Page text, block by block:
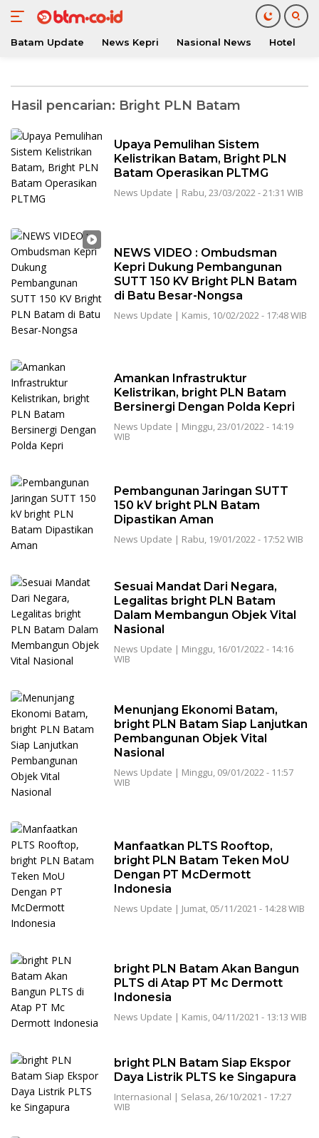
Batam Update News Kepri Nasional News Hotel
Hasil pencarian: Bright PLN Batam
Upaya Pemulihan Sistem
Kelistrikan Batam, Bright PLN
Batam Operasikan PLTMG
News Update | Rabu, 23/03/2022 - 21:31 WIB
NEWS VIDEO : Ombudsman
Kepri Dukung Pembangunan
SUTT 150 KV Bright PLN Batam
di Batu Besar-Nongsa
News Update | Kamis, 10/02/2022 - 17:48 WIB
Amankan Infrastruktur
Kelistrikan, bright PLN Batam
Bersinergi Dengan Polda Kepri
News Update | Minggu, 23/01/2022 - 14:19
WIB
Pembangunan Jaringan SUTT
150 kV bright PLN Batam
Dipastikan Aman
News Update | Rabu, 19/01/2022 - 17:52 WIB
Sesuai Mandat Dari Negara,
Legalitas bright PLN Batam
Dalam Membangun Objek Vital
Nasional
News Update | Minggu, 16/01/2022 - 14:16
WIB
Menunjang Ekonomi Batam,
bright PLN Batam Siap Lanjutkan
Pembangunan Objek Vital
Nasional
News Update | Minggu, 09/01/2022 - 11:57
WIB
Manfaatkan PLTS Rooftop,
bright PLN Batam Teken MoU
Dengan PT McDermott
Indonesia
News Update | Jumat, 05/11/2021 - 14:28 WIB
bright PLN Batam Akan Bangun
PLTS di Atap PT Mc Dermott
Indonesia
News Update | Kamis, 04/11/2021 - 13:13 WIB
bright PLN Batam Siap Ekspor
Daya Listrik PLTS ke Singapura
Internasional | Selasa, 26/10/2021 - 17:27
WIB